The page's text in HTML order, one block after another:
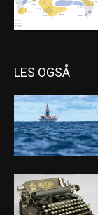
LES OGSÅ